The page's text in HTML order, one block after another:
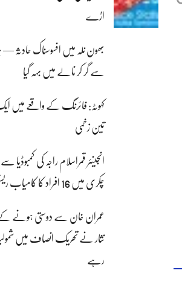
اڑے
بھون نلہ میں افسوسناک حادثہ
سے گر کر نالے میں بہہ گیا
کہوٹہ: فائرنگ کے واقعے میں
تین زخمی
انجینئر قمراسلام راجہ کی کمبوڈیا
چکری میں 16 افراد کا کامیاب ریسکیو
عمران خان سے دوستی ہونے کے
نثار نے تحریک انصاف میں
رہے